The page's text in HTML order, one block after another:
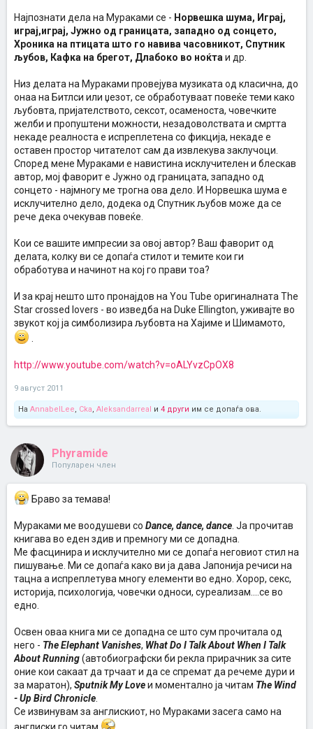
Најпознати дела на Мураками се - Норвешка шума, Играј,
играј,играј, Јужно од границата, западно од сонцето,
Хроника на птицата што го навива часовникот, Спутник
љубов, Кафка на брегот, Длабоко во ноќта и др.
Низ делата на Мураками провејува музиката од класична, до
онаа на Битлси или џезот, се обработуваат повеќе теми како
љубовта, пријателството, сексот, осаменоста, човечките
желби и пропуштени можности, незадоволствата и смртта
некаде реалноста е испреплетена со фикција, некаде е
оставен простор читателот сам да извлекува заклучоци.
Според мене Мураками е навистина исклучителен и блескав
автор, мој фаворит е Јужно од границата, западно од
сонцето - најмногу ме трогна ова дело. И Норвешка шума е
исклучително дело, додека од Спутник љубов може да се
рече дека очекував повеќе.
Кои се вашите импресии за овој автор? Ваш фаворит од
делата, колку ви се допаѓа стилот и темите кои ги
обработува и начинот на кој го прави тоа?
И за крај нешто што пронајдов на You Tube оригиналната The
Star crossed lovers - во изведба на Duke Ellington, уживајте во
звукот кој ја симболизира љубовта на Хајиме и Шимамото,
http://www.youtube.com/watch?v=oALYvzCpOX8
9 август 2011
На AnnabelLee, Cka, Aleksandarreal и 4 други им се допаѓа ова.
Phyramide
Популарен член
Браво за темава!
Мураками ме воодушеви со Dance, dance, dance . Ја прочитав
книгава во еден здив и премногу ми се допадна.
Ме фасцинира и исклучително ми се допаѓа неговиот стил на
пишување. Ми се допаѓа како ви ја дава Јапонија речиси на
тацна а испреплетува многу елементи во едно. Хорор, секс,
историја, психологија, човечки односи, суреализам....се во
едно.
Освен оваа книга ми се допадна се што сум прочитала од
него - The Elephant Vanishes, What Do I Talk About When I Talk
About Running(автобиографски би рекла прирачник за сите
оние кои сакаат да трчаат и да се спремат да речеме дури и
за маратон), Sputnik My Loveи моментално ја читам The Wind
- Up Bird Chronicle
Се извинувам за англискиот, но Мураками засега само на